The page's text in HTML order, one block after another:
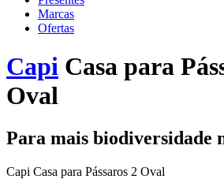
Marcas
Ofertas
Capi Casa para
Oval
Para mais biodiversidade
Capi Casa para Pássaros 2 Oval